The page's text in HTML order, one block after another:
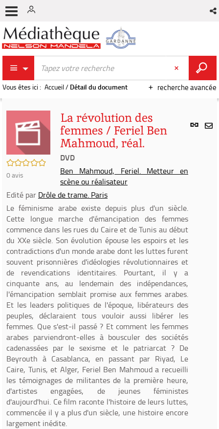
recherche avancée
Vous êtes ici : Accueil/ Détail du document
Lien
/5
0avis
La révolution des
femmes / Feriel Ben
Mahmoud, réal.
DVD
Ben Mahmoud, Feriel. Metteur en
scène ou réalisateur
Edité par Drôle de trame. Paris
Le féminisme arabe existe depuis plus d'un siècle.
Cette longue marche d'émancipation des femmes
commence dans les rues du Caire et de Tunis au début
du XXe siècle. Son évolution épouse les espoirs et les
contradictions d'un monde arabe dont les luttes furent
souvent prisonnières d'idéologies révolutionnaires et
de revendications identitaires. Pourtant, il y a
cinquante ans, au lendemain des indépendances,
l'émancipation semblait promise aux femmes arabes.
Et les leaders politiques de l'époque, libérateurs des
peuples, déclaraient tous vouloir aussi libérer les
femmes. Que s'est-il passé ? Et comment les femmes
arabes parviendront-elles à bousculer des sociétés
cadenassées par le sexisme et le patriarcat ? De
Beyrouth à Casablanca, en passant par Riyad, Le
Caire, Tunis, et Alger, Feriel Ben Mahmoud a recueilli
les témoignages de militantes de la première heure,
d'artistes engagées, de jeunes féministes
d'aujourd'hui. Ce film raconte l'histoire de leurs luttes,
commencée il y a plus d'un siècle, une histoire encore
largement inédite.